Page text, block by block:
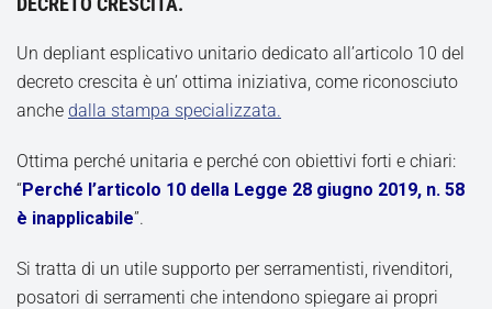
Un depliant esplicativo unitario dedicato all’articolo 10 del
decreto crescita è un’ ottima iniziativa, come riconosciuto
anche dalla stampa specializzata.
Ottima perché unitaria e perché con obiettivi forti e chiari:
“Perché l’articolo 10 della Legge 28 giugno 2019, n. 58
è inapplicabile”.
Si tratta di un utile supporto per serramentisti, rivenditori,
posatori di serramenti che intendono spiegare ai propri